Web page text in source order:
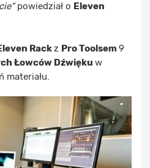
powiedział o Eleven
Rackz Pro Toolsem 9
Łowców Dźwięku w
materiału.